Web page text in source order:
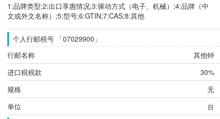
1:品牌类型;2:出口享惠情况;3:驱动方式（电子、机械）;4:品牌（中
文或外文名称）;5:型号;6:GTIN;7:CAS;8:其他
个人行邮税号 「07029900」
行邮名称
其他钟
进口税税款
30%
规格
无
单位
台